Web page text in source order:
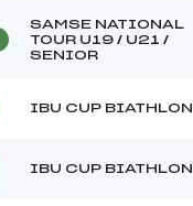
SAMSE NATIONAL
TOUR U19 / U21 /
SENIOR
IBU CUP BIATHLON
IBU CUP BIATHLON